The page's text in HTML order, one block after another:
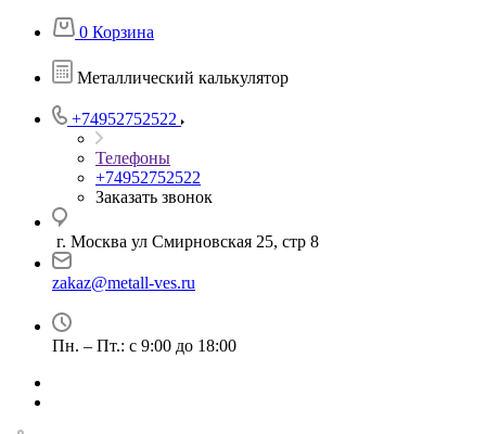
0 Корзина
Металлический калькулятор
+74952752522
Телефоны
+74952752522
Заказать звонок
г. Москва ул Смирновская 25, стр 8
zakaz@metall-ves.ru
Пн. – Пт.: с 9:00 до 18:00